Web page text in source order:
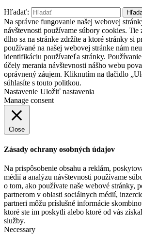
Hľadať:
Na správne fungovanie našej webovej
návštevnosti používame súbory cookies. Tie
dlho sa na stránke zdržíte a ktoré stránky si
používané na našej webovej stránke nám
identifikáciu používateľa stránky.
účely merania návštevnosti nášho webu
oprávnený záujem. Kliknutím na tlačidlo
súhlasíte s touto politkou.
Nastavenie Uložiť nastavenia
Manage consent
Close
Zásady ochrany osobných údajov
Na prispôsobenie obsahu a reklám,
médií a analýzu návštevnosti používame
o tom, ako používate naše webové stránky,
partnerom v oblasti sociálnych médií,
partneri môžu príslušné informácie
ktoré ste im poskytli alebo ktoré od vás
služby.
Necessary